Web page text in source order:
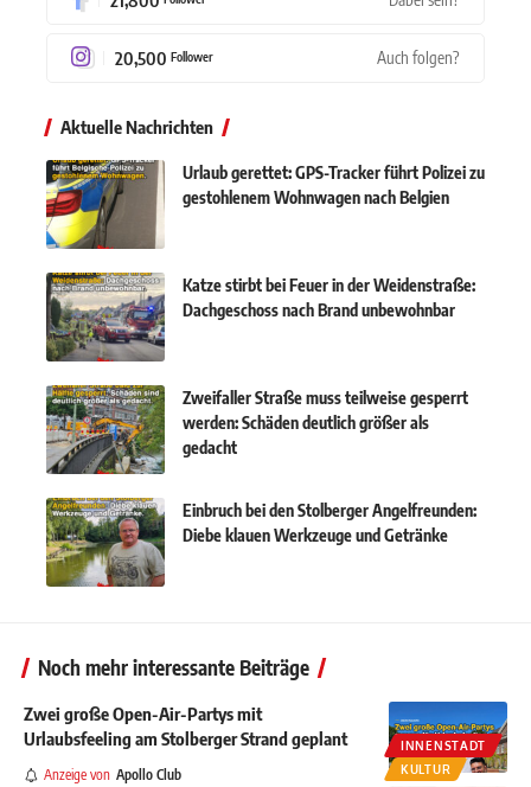
20,500 Follower Auch folgen?
Aktuelle Nachrichten
Urlaub gerettet: GPS-Tracker führt Polizei zu
gestohlenem Wohnwagen nach Belgien
Katze stirbt bei Feuer in der Weidenstraße:
Dachgeschoss nach Brand unbewohnbar
Zweifaller Straße muss teilweise gesperrt
werden: Schäden deutlich größer als
gedacht
Einbruch bei den Stolberger Angelfreunden:
Diebe klauen Werkzeuge und Getränke
Noch mehr interessante Beiträge
INNENSTADT
KULTUR
Zwei große Open-Air-Partys mit
Urlaubsfeeling am Stolberger Strand geplant
Anzeige von Apollo Club